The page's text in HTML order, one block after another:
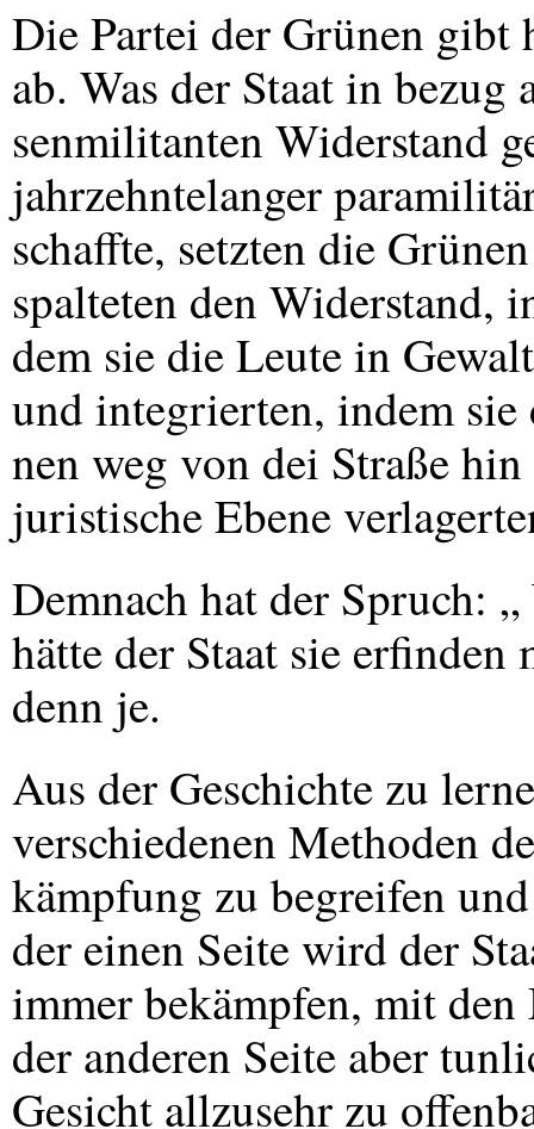
Die Partei der Grünen gibt
ab. Was der Staat in bezug
senmilitanten Widerstand
jahrzehntelanger
schaffte, setzten die
spalteten den Widerstand,
dem sie die Leute in
und integrierten, indem
nen weg von dei Straße
juristische Ebene
Demnach hat der Spruch:
hätte der Staat sie erfinden
denn je.
Aus der Geschichte zu
verschiedenen Methoden
kämpfung zu begreifen
der einen Seite wird der
immer bekämpfen, mit
der anderen Seite aber
Gesicht allzusehr zu